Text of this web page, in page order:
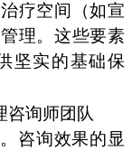
疗空间（如宣
理。这些要素
坚实的基础保
咨询师团队
咨询效果的显